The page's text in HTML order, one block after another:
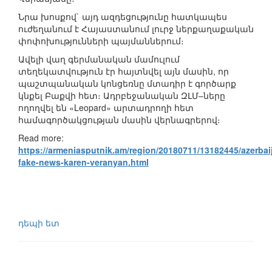
Նրա խոսքով` այդ ազդեցությունը հատկապես
ուժեղանում է Հայաստանում լուրջ ներքաղաքական
փոփոխությունների պայմաններում։
Ավելի վաղ գերմանական մամուլում
տեղեկատվություն էր հայտնվել այն մասին, որ
պաշտպանական կոնցեռնը մտադիր է գործարք
կնքել Բաքվի հետ։ Ադրբեջանական ԶԼՄ–ները
ողողվել են «Leopard» արտադրողի հետ
համագործակցության մասին վերնագրերով։
Read more:
https://armeniasputnik.am/region/20180711/13182445/
fake-news-karen-veranyan.html
դեպի ետ